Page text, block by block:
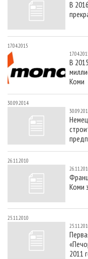
СУШКА ДРЕВЕСИНЫ
ПРОИЗВОДСТВО
ДЕРЕВЯННОЕ
ПРОИЗВОДСТВО
БИОЭНЕРГЕТИКА
ИНСТРУМЕНТ И
ПЕРСОНЫ
МОБИЛЬНЫЕ
ПРИОРИТЕТНЫЕ
RUSSIAN FORESTRY
ГАЗЕТА
БИБЛИОТЕКА
КОНТАКТЫ
РЕКЛАМА
В
17.04.2015
В
Коми
30.09.2014
26.11.2010
Коми
25.11.2010
2011